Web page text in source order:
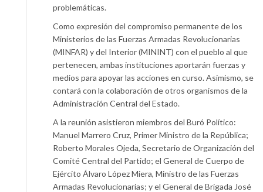
problemáticas.
Como expresión del compromiso permanente de los
Ministerios de las Fuerzas Armadas Revolucionarias
(MINFAR) y del Interior (MININT) con el pueblo al que
pertenecen, ambas instituciones aportarán fuerzas y
medios para apoyar las acciones en curso. Asimismo, se
contará con la colaboración de otros organismos de la
Administración Central del Estado.
A la reunión asistieron miembros del Buró Político:
Manuel Marrero Cruz, Primer Ministro de la República;
Roberto Morales Ojeda, Secretario de Organización del
Comité Central del Partido; el General de Cuerpo de
Ejército Álvaro López Miera, Ministro de las Fuerzas
Armadas Revolucionarias; y el General de Brigada José